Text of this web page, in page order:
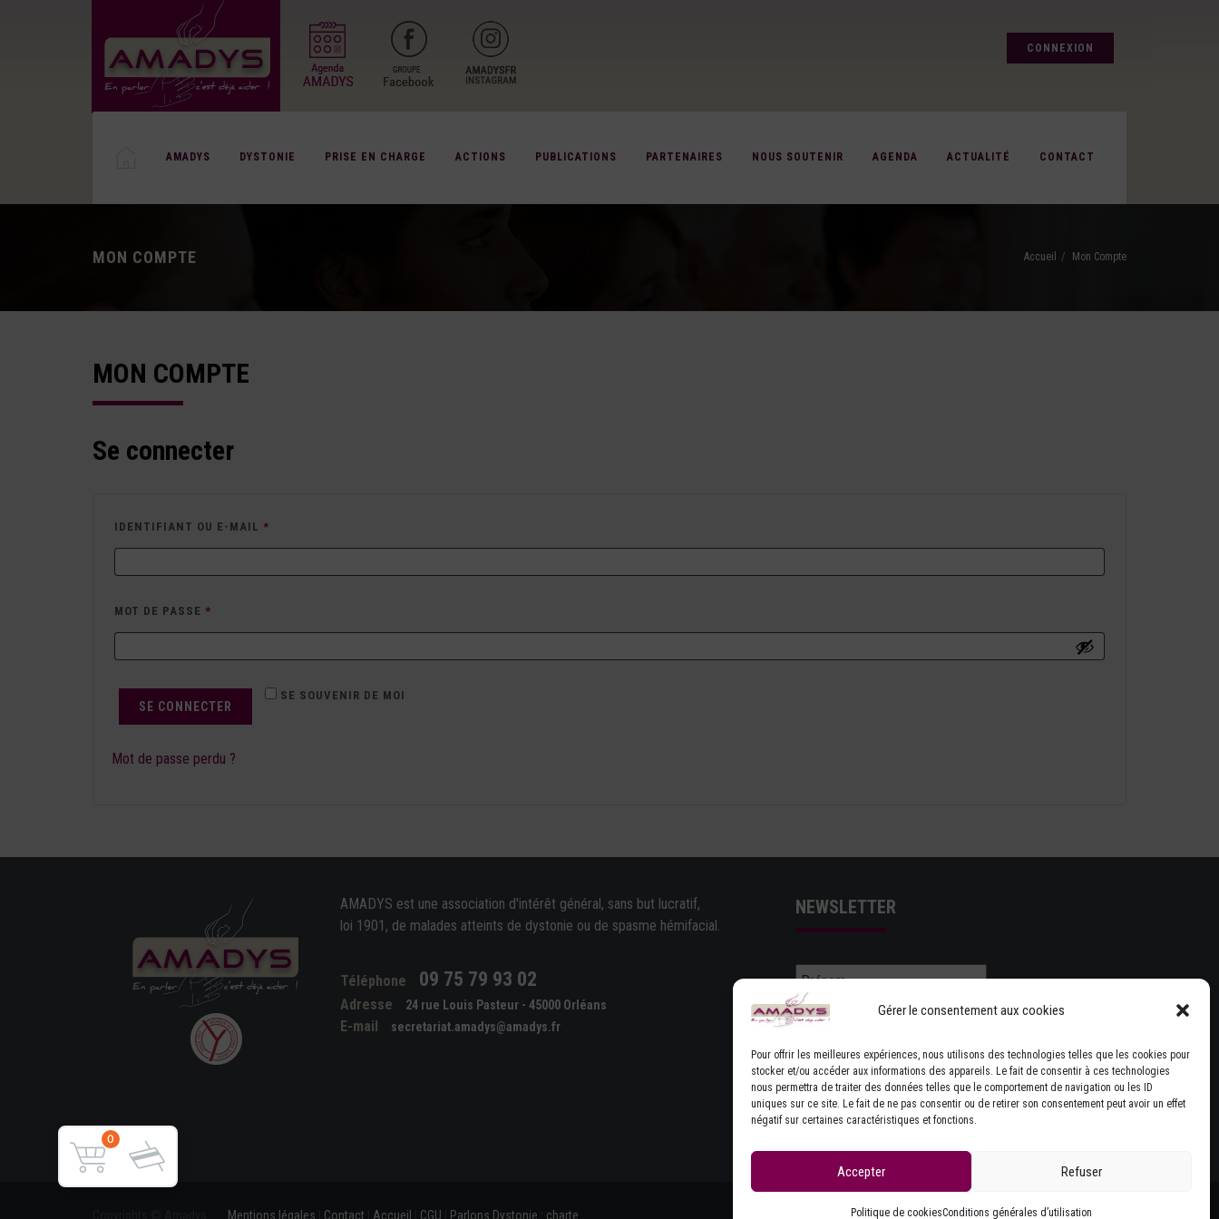
Gérer le consentement aux cookies
Pour offrir les meilleures expériences, nous utilisons des technologies telles que les cookies pour
stocker et/ou accéder aux informations des appareils. Le fait de consentir à ces technologies
nous permettra de traiter des données telles que le comportement de navigation ou les ID
uniques sur ce site. Le fait de ne pas consentir ou de retirer son consentement peut avoir un effet
négatif sur certaines caractéristiques et fonctions.
Accepter Refuser
Politique de cookiesConditions générales d’utilisation
CONNEXION
AMADYS DYSTONIE PRISE EN CHARGE ACTIONS PUBLICATIONS PARTENAIRES NOUS SOUTENIR AGENDA ACTUALITÉ CONTACT
MON COMPTE Accueil Mon Compte
MON COMPTE
Se connecter
IDENTIFIANT OU E-MAIL *
MOT DE PASSE *
SE SOUVENIR DE MOI
SE CONNECTER
Mot de passe perdu ?
AMADYS est une association d'intérêt général, sans but lucratif,
loi 1901, de malades atteints de dystonie ou de spasme hémifacial.
Téléphone 09 75 79 93 02
Adresse 24 rue Louis Pasteur - 45000 Orléans
E-mail secretariat.amadys@amadys.fr
NEWSLETTER
J'ACCEPTE LES CONDITIONS GÉNÉRALES
D'UTILISATION
Mentions légales Contact Accueil CGU Parlons Dystonie : charte Site réalisé par
0